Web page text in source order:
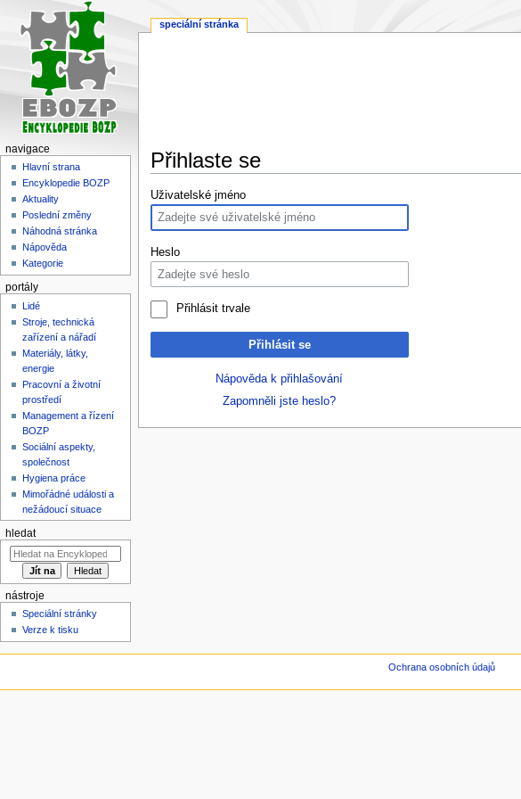
Přihlaste se
Skočit
na
navigaci
Skočit
na
vyhledávání
Uživatelské jméno
Heslo
Přihlásit trvale
Přihlásit se
Nápověda k přihlašování
Zapomněli jste heslo?
speciální stránka
navigace
Hlavní strana
Encyklopedie BOZP
Aktuality
Poslední změny
Náhodná stránka
Nápověda
Kategorie
portály
Lidé
Stroje, technická
zařízení a nářadí
Materiály, látky,
energie
Pracovní a životní
prostředí
Management a řízení
BOZP
Sociální aspekty,
společnost
Hygiena práce
Mimořádné události a
nežádoucí situace
hledat
nástroje
Speciální stránky
Verze k tisku
Ochrana osobních údajů